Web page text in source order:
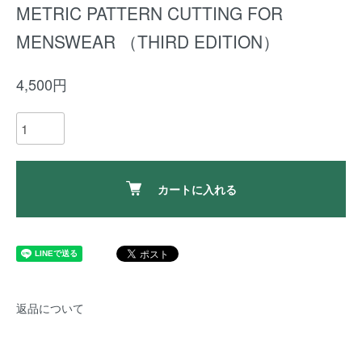
METRIC PATTERN CUTTING FOR
MENSWEAR （THIRD EDITION）
4,500円
カートに入れる
返品について